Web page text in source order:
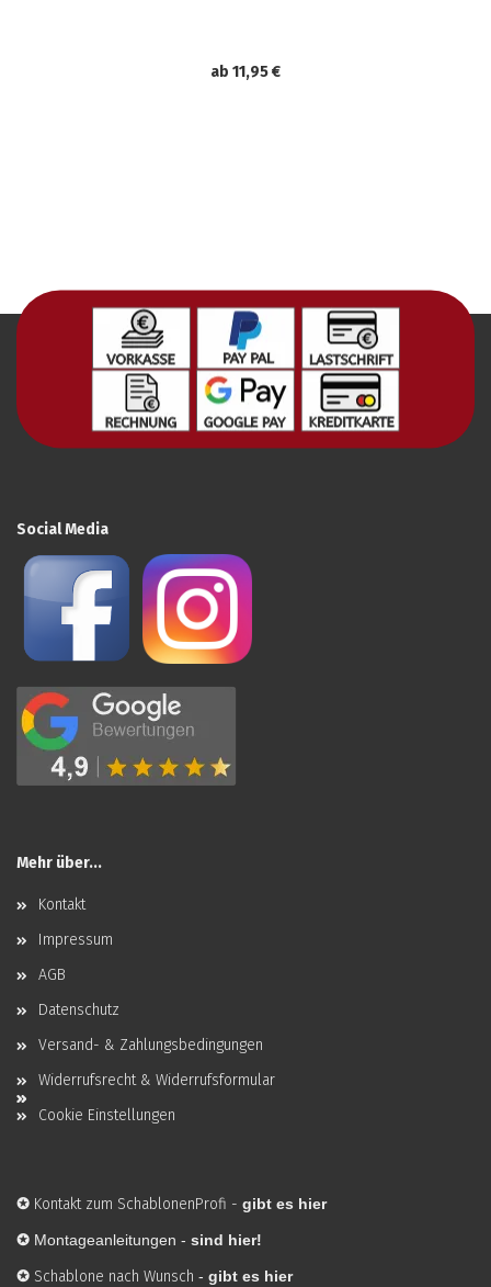
ab 11,95 €
Social Media
Mehr über...
Kontakt
Impressum
AGB
Datenschutz
Versand- & Zahlungsbedingungen
Widerrufsrecht & Widerrufsformular
Cookie Einstellungen
✪ Kontakt zum SchablonenProfi - gibt es hier
✪ Montageanleitungen - sind hier!
✪ Schablone nach Wunsch - gibt es hier